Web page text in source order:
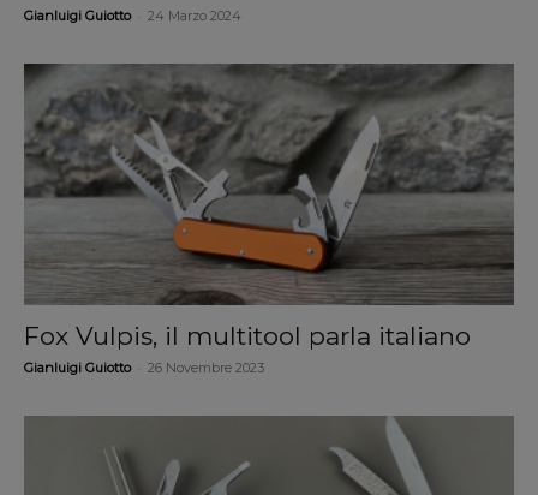
Gianluigi Guiotto 24 Marzo 2024
Fox Vulpis, il multitool parla italiano
Gianluigi Guiotto 26 Novembre 2023